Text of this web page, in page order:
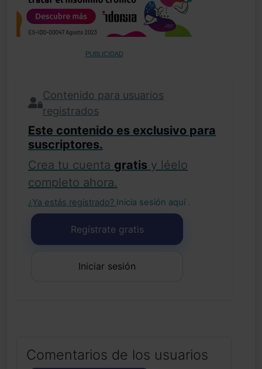
PUBLICIDAD
Contenido para usuarios
registrados
Este contenido es exclusivo para
suscriptores.
Crea tu cuenta gratis y léelo
completo ahora.
¿Ya estás registrado? Inicia sesión aquí .
Regístrate gratis
Iniciar sesión
Comentarios de los usuarios